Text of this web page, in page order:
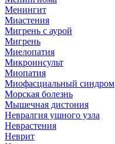
Менингит
Миастения
Мигрень с аурой
Мигрень
Миелопатия
Микроинсульт
Миопатия
Миофасциальный синдром
Морская болезнь
Мышечная дистония
Невралгия ушного узла
Неврастения
Неврит